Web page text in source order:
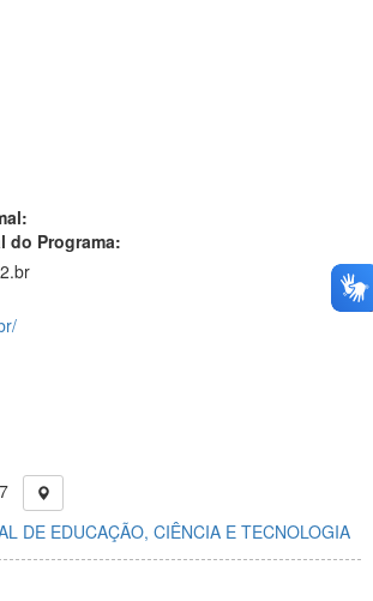
do Programa:
DE EDUCAÇÃO, CIÊNCIA E TECNOLOGIA